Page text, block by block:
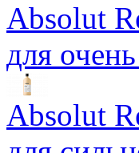
Absolut
для
Absolut